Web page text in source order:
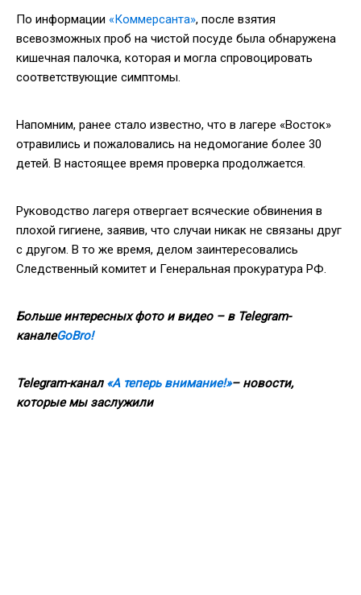
По информации «Коммерсанта», после взятия
всевозможных проб на чистой посуде была обнаружена
кишечная палочка, которая и могла спровоцировать
соответствующие симптомы.
Напомним, ранее стало известно, что в лагере «Восток»
отравились и пожаловались на недомогание более 30
детей. В настоящее время проверка продолжается.
Руководство лагеря отвергает всяческие обвинения в
плохой гигиене, заявив, что случаи никак не связаны друг
с другом. В то же время, делом заинтересовались
Следственный комитет и Генеральная прокуратура РФ.
Больше интересных фото и видео – в Telegram-
каналеGoBro!
Telegram-канал «А теперь внимание!»– новости,
которые мы заслужили